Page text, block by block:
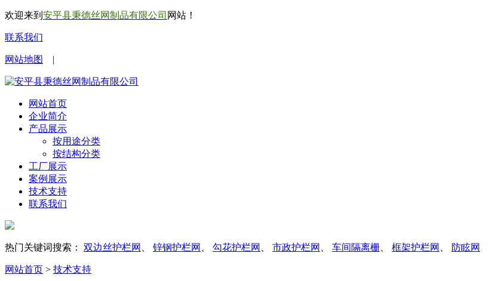
欢迎来到 安平县秉德丝网制品有限公司 网站！
联系我们
网站地图 |
网站首页
企业简介
产品展示
按用途分类
按结构分类
工厂展示
案例展示
技术支持
联系我们
热门关键词搜索： 双边丝护栏网 锌钢护栏网 勾花护栏网 市政护栏网 车间隔离栅 框架护栏网 防眩网
网站首页 > 技术支持